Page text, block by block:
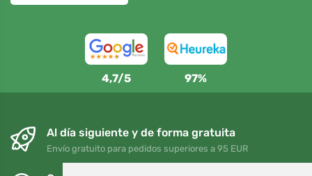
4,7/5 97%
Al día siguiente y de forma gratuita
Envío gratuito para pedidos superiores a 95 EUR